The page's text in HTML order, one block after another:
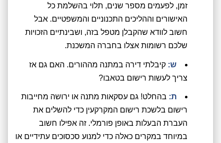
זמן, לפעמים מספר שנים, תלוי בהשלמת כל
האישורים וההליכים התכנוניים והמשפטיים. אבל
חשוב לוודא שהקבלן מטפל בזה, ושבינתיים הזכויות
שלכם רשומות אצלו בחברה המשכנת.
ש: קיבלתי דירה במתנה מההורים. האם גם אז
צריך לעשות רישום בטאבו?
ת: בהחלט! גם עסקאות מתנה או ירושה מחייבות
רישום בלשכת רישום המקרקעין כדי להשלים את
העברת הבעלות באופן פורמלי. זה אפילו חשוב
במיוחד במקרים כאלה כדי למנוע סכסוכים עתידיים או